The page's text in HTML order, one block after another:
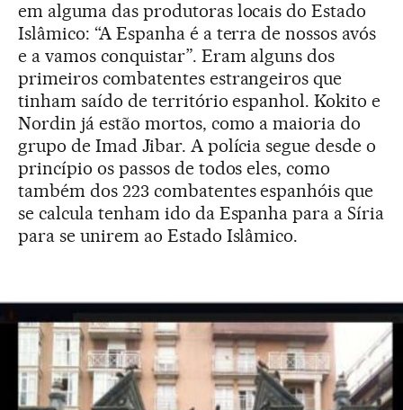
em alguma das produtoras locais do Estado
Islâmico: “A Espanha é a terra de nossos avós
e a vamos conquistar”. Eram alguns dos
primeiros combatentes estrangeiros que
tinham saído de território espanhol. Kokito e
Nordin já estão mortos, como a maioria do
grupo de Imad Jibar. A polícia segue desde o
princípio os passos de todos eles, como
também dos 223 combatentes espanhóis que
se calcula tenham ido da Espanha para a Síria
para se unirem ao Estado Islâmico.